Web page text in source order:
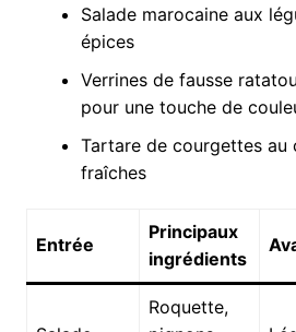
Salade marocaine aux
épices
Verrines de fausse
pour une touche de
Tartare de courgettes au
fraîches
Entrée
Principaux
ingrédients
Roquette,